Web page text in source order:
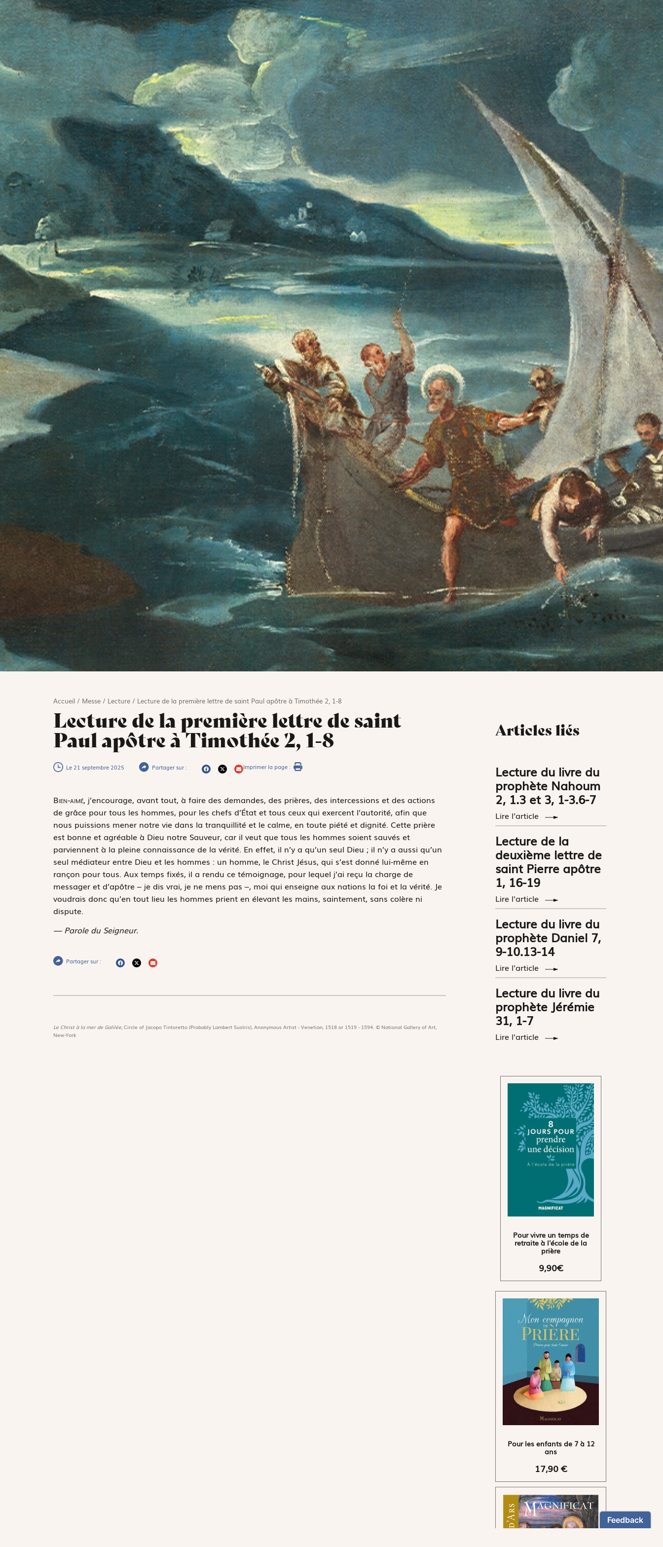
Accueil/ Messe/ Lecture/ Lecture de la première lettre de saint Paul apôtre à Timothée 2, 1-8
Lecture de la première lettre de saint
Paul apôtre à Timothée 2, 1-8
Le 21 septembre 2025 Partager sur : Imprimer la page :
Bien-aimé, j’encourage, avant tout, à faire des demandes, des prières, des intercessions et des actions
de grâce pour tous les hommes, pour les chefs d’État et tous ceux qui exercent l’autorité, afin que
nous puissions mener notre vie dans la tranquillité et le calme, en toute piété et dignité. Cette prière
est bonne et agréable à Dieu notre Sauveur, car il veut que tous les hommes soient sauvés et
parviennent à la pleine connaissance de la vérité. En effet, il n’y a qu’un seul Dieu ; il n’y a aussi qu’un
seul médiateur entre Dieu et les hommes : un homme, le Christ Jésus, qui s’est donné lui-même en
rançon pour tous. Aux temps fixés, il a rendu ce témoignage, pour lequel j’ai reçu la charge de
messager et d’apôtre – je dis vrai, je ne mens pas –, moi qui enseigne aux nations la foi et la vérité. Je
voudrais donc qu’en tout lieu les hommes prient en élevant les mains, saintement, sans colère ni
dispute.
— Parole du Seigneur.
Partager sur :
Le Christ à la mer de Galilée, Circle of Jacopo Tintoretto (Probably Lambert Sustris), Anonymous Artist - Venetian, 1518 or 1519 - 1594. © National Gallery of Art,
New-York
Articles liés
Lecture du livre du
prophète Nahoum
2, 1.3 et 3, 1-3.6-7
Lire l'article
Lecture de la
deuxième lettre de
saint Pierre apôtre
1, 16-19
Lire l'article
Lecture du livre du
prophète Daniel 7,
9-10.13-14
Lire l'article
Lecture du livre du
prophète Jérémie
31, 1-7
Lire l'article
Pour vivre un temps de
retraite à l'école de la
prière
9,90€
Pour les enfants de 7 à 12
ans
17,90 €